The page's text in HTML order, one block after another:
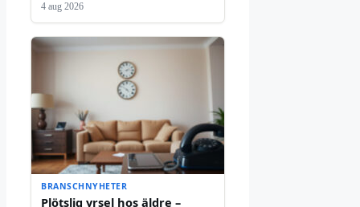
4 aug 2026
BRANSCHNYHETER
Plötslig yrsel hos äldre –